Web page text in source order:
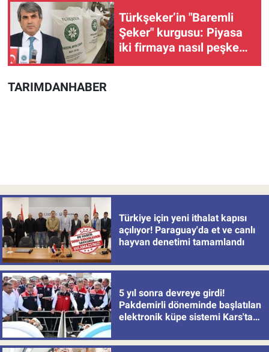
Türkşeker’in "Baremli
Şeker" kurgusu: Piyasa
iki firmaya nasıl peşkeş
çekiliyor?
TARIMDANHABER
Türkiye için yeni ithalat kapısı
açılıyor! Paraguay'da et ve canlı
hayvan denetimi tamamlandı
5 yıl sonra devreye girdi!
Pakdemirli döneminde başlatılan
elektronik küpe sistemi Kars'tan